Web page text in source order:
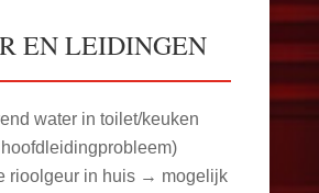
EN LEIDINGEN
water in toilet/keuken
rioolgeur in huis → mogelijk